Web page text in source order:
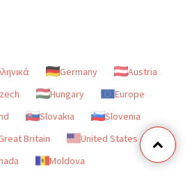
Germany
Austria
Hungary
Europe
Slovakia
Slovenia
Britain
United States
Moldova